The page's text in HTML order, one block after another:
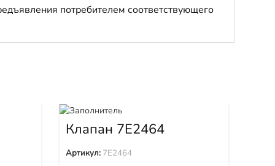
потребителем соответствующего
Клапан 7E2464
Артикул: 7E2464